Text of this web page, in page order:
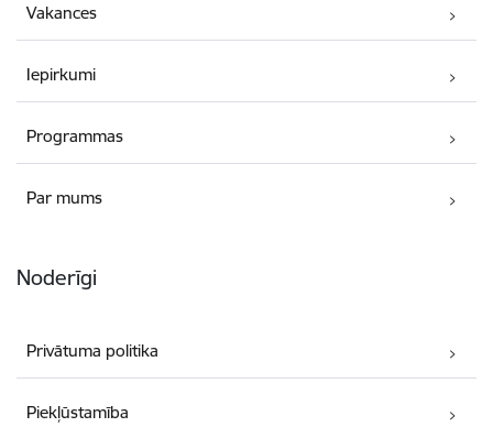
Vakances
Iepirkumi
Programmas
Par mums
Noderīgi
Privātuma politika
Piekļūstamība